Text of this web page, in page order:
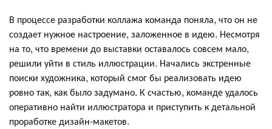
В процессе разработки коллажа команда поняла, что он не
создает нужное настроение, заложенное в идею. Несмотря
на то, что времени до выставки оставалось совсем мало,
решили уйти в стиль иллюстрации. Начались экстренные
поиски художника, который смог бы реализовать идею
ровно так, как было задумано. К счастью, команде удалось
оперативно найти иллюстратора и приступить к детальной
проработке дизайн-макетов.